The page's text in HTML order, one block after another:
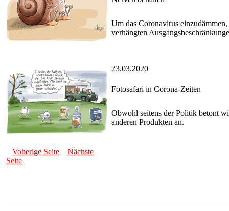
Um das Coronavirus
verhängten
23.03.2020
Fotosafari in Corona-Zeiten
Obwohl seitens der Politik betont
anderen Produkten an.
Voherige Seite
Nächste
Seite